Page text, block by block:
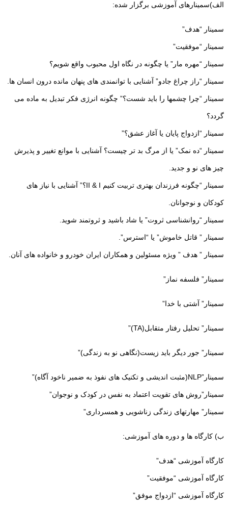
الف)سمینارهای آموزشی برگزار شده:
سمینار “هدف”
سمینار “موفقیت”
سمینار “مهره مار” یا چگونه در نگاه اول محبوب واقع شویم؟
سمینار “راز چراغ جادو” آشنایی با توانمندی های پنهان مانده درون انسان ها.
سمینار “چرا چشمها را باید شست؟” چگونه انرژی فکر تبدیل به ماده می
گردد؟
سمینار “ازدواج پایان یا آغاز عشق؟”
سمینار “ده نمک” یا از مرگ بد تر چیست؟ آشنایی با موانع تغییر و پذیرش
چیز های نو و جدید.
سمینار “چگونه فرزندان بهتری تربیت کنیم II & I؟” آشنایی با نیاز های
کودکان و نوجوانان.
سمینار “روانشناسی ثروت” یا شاد باشید و ثروتمند شوید.
سمینار ” قاتل خاموش” یا “استرس”.
سمینار ” هدف ” ویژه مسئولین و همکاران ایران خودرو و خانواده های آنان.
سمینار” فلسفه نماز”
سمینار” آشتی با خدا”
سمینار” تحلیل رفتار متقابل(TA)”
سمینار” جور دیگر باید زیست(نگاهی نو به زندگی)”
سمینار”NLP(مثبت اندیشی و تکنیک های نفوذ به ضمیر ناخود آگاه)”
سمینار”روش های تقویت اعتماد به نفس در کودک و نوجوان”
سمینار” مهارتهای زندگی زناشویی و همسرداری”
ب) کارگاه ها و دوره های آموزشی:
کارگاه آموزشی “هدف”
کارگاه آموزشی “موفقیت”
کارگاه آموزشی “ازدواج موفق”